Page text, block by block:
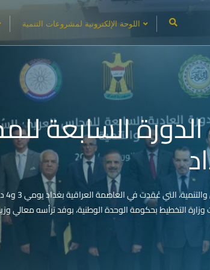
اللوحة الإلكترونية لمشروعات التنمية
الدورة
بغداد
كفاءة الطاقة